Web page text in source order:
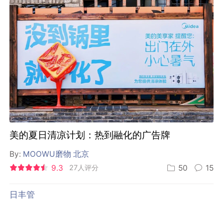
美的夏日清凉计划：热到融化的广告牌
By: MOOWU磨物 北京
9.3
27人评分 50 15
日丰管